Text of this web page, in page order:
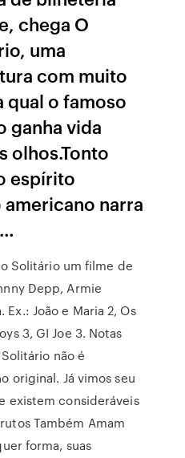
chega O
uma
com muito
qual o famoso
ganha vida
olhos.Tonto
espírito
narra
Solitário um filme de
Depp, Armie
João e Maria 2, Os
3, GI Joe 3. Notas
não é
original. Já vimos seu
existem consideráveis
Também Amam
forma, suas